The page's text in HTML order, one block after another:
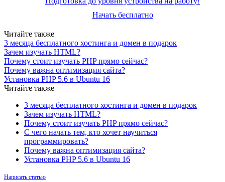
Начать бесплатно
Читайте также
3 месяца бесплатного хостинга и домен в подарок
Зачем изучать HTML?
Почему стоит изучать PHP прямо сейчас?
Почему важна оптимизация сайта?
Установка PHP 5.6 в Ubuntu 16
Читайте также
3 месяца бесплатного хостинга и домен в подарок
Зачем изучать HTML?
Почему стоит изучать PHP прямо сейчас?
С чего начать тем, кто хочет научиться
программировать?
Почему важна оптимизация сайта?
Установка PHP 5.6 в Ubuntu 16
Написать статью